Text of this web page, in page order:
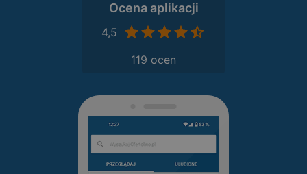
Ocena aplikacji
4,5
119 ocen